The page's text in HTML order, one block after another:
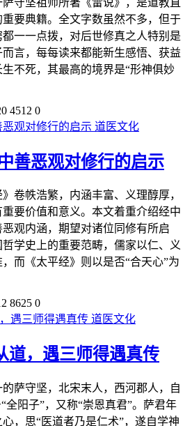
要典籍。全文字数虽然不多，但于
一一点拨，对后世修真之人特别是
言，每每读来都能新生感悟、获益
生不死，其最高的境界是“形神俱妙
4512 0
道医文化
善恶观对修行的启示
卷帙浩繁，内涵丰富、义理醇厚，
要价值和意义。本文着重介绍经中
观内涵，期望对诸位同修有所启
学史上的重要范畴，儒家以仁、义
而《太平经》则以是否“合天心”为
8625 0
道医文化
道，遇三师得遇真传
萨守坚，北宋末人，西河郡人，自
全阳子”，又称“崇恩真君”。萨君年
，思“医道者乃是仁术”，遂自学神